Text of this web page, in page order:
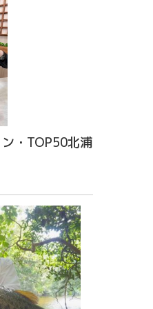
・TOP50北浦